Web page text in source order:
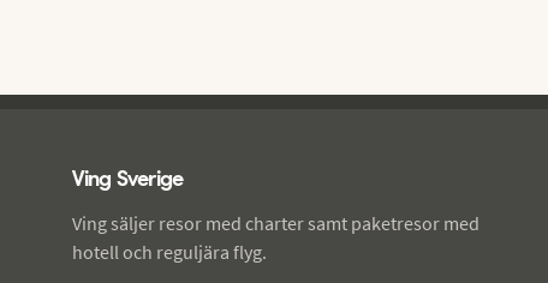
Ving Sverige
Ving säljer resor med charter samt paketresor med
hotell och reguljära flyg.